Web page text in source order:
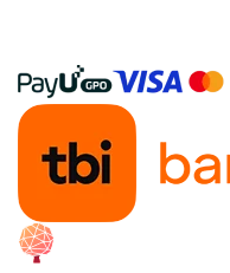
Nolzur
Premium
Board games
Harti
Teren
Alte RPG